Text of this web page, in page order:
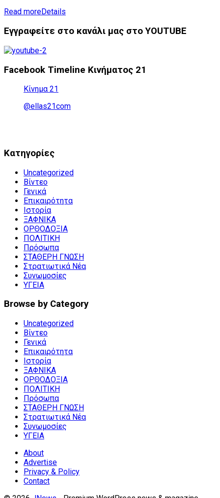
Read moreDetails
Εγγραφείτε στο κανάλι μας στο YOUTUBE
Facebook Timeline Κινήματος 21
Κίνημα 21
@ellas21com
Kατηγορίες
Uncategorized
Βίντεο
Γενικά
Επικαιρότητα
Ιστορία
ΞΑΦΝΙΚΑ
ΟΡΘΟΔΟΞΙΑ
ΠΟΛΙΤΙΚΗ
Πρόσωπα
ΣΤΑΘΕΡΗ ΓΝΩΣΗ
Στρατιωτικά Νέα
Συνωμοσίες
ΥΓΕΙΑ
Browse by Category
Uncategorized
Βίντεο
Γενικά
Επικαιρότητα
Ιστορία
ΞΑΦΝΙΚΑ
ΟΡΘΟΔΟΞΙΑ
ΠΟΛΙΤΙΚΗ
Πρόσωπα
ΣΤΑΘΕΡΗ ΓΝΩΣΗ
Στρατιωτικά Νέα
Συνωμοσίες
ΥΓΕΙΑ
About
Advertise
Privacy & Policy
Contact